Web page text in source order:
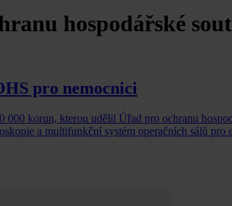
hospodářské
pro nemocnici
korun, kterou udělil Úřad pro ochranu
a multifunkční systém operačních sálů pro